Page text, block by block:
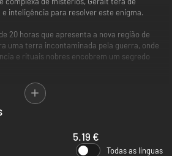
inteligência para resolver este enigma.
20 horas que apresenta a nova região de
uma terra incontaminada pela guerra, onde
e rituais nobres encobrem um segredo
novo conteúdo, equipamentos e inimigos,
tudo criado com a máxima atenção a
5.19 €
Todas as línguas